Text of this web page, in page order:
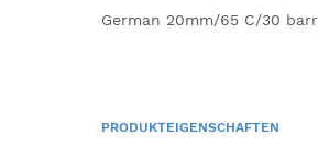
German 20mm/65 C/30
PRODUKTEIGENSCHAFTEN